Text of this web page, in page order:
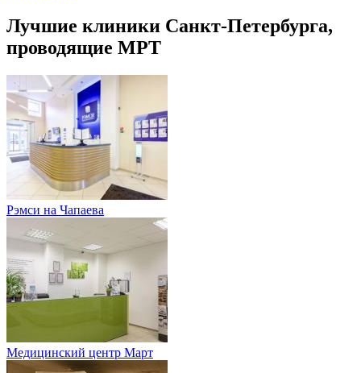
Лучшие клиники Санкт-Петербурга,
проводящие МРТ
Рэмси на Чапаева
Медицинский центр Март